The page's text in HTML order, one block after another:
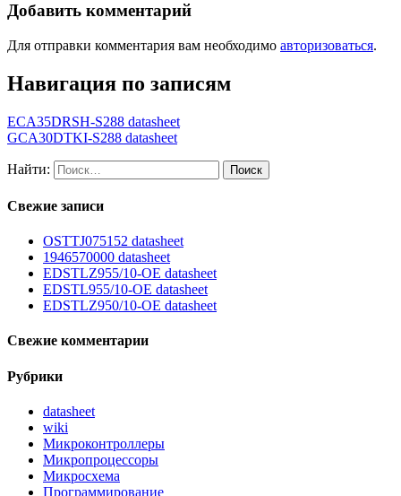
Добавить комментарий
Для отправки комментария вам необходимо авторизоваться.
Навигация по записям
ECA35DRSH-S288 datasheet
GCA30DTKI-S288 datasheet
Найти:
Свежие записи
OSTTJ075152 datasheet
1946570000 datasheet
EDSTLZ955/10-OE datasheet
EDSTL955/10-OE datasheet
EDSTLZ950/10-OE datasheet
Свежие комментарии
Рубрики
datasheet
wiki
Микроконтроллеры
Микропроцессоры
Микросхема
Программирование